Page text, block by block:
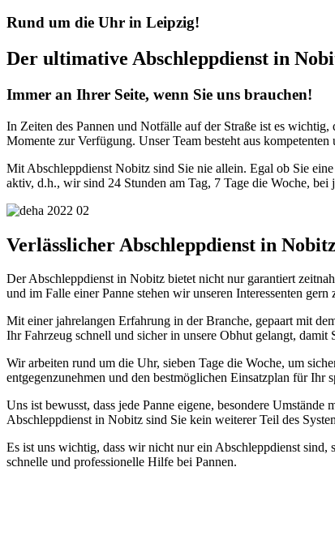
Rund um die Uhr in Leipzig!
Der ultimative Abschleppdienst in
Immer an Ihrer Seite, wenn Sie uns brauchen!
In Zeiten des Pannen und Notfälle auf der Straße ist es
Momente zur Verfügung. Unser Team besteht aus
Mit Abschleppdienst Nobitz sind Sie nie allein. Egal ob Sie
aktiv, d.h., wir sind 24 Stunden am Tag, 7 Tage die Woche, bei
Verlässlicher Abschleppdienst in
Der Abschleppdienst in Nobitz bietet nicht nur garantiert
und im Falle einer Panne stehen wir unseren Interessenten gern
Mit einer jahrelangen Erfahrung in der Branche, gepaart mit
Ihr Fahrzeug schnell und sicher in unsere Obhut gelangt,
Wir arbeiten rund um die Uhr, sieben Tage die Woche, um
entgegenzunehmen und den bestmöglichen Einsatzplan für Ihr
Uns ist bewusst, dass jede Panne eigene, besondere
Abschleppdienst in Nobitz sind Sie kein weiterer Teil des
Es ist uns wichtig, dass wir nicht nur ein Abschleppdienst
schnelle und professionelle Hilfe bei Pannen.